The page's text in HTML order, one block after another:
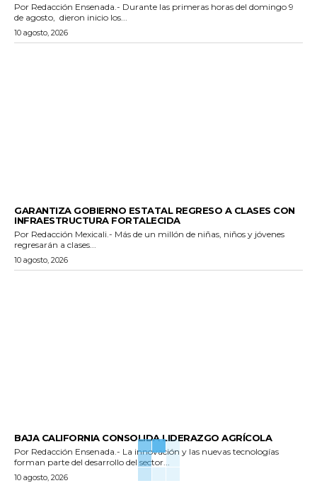
Por Redacción Ensenada.- Durante las primeras horas del domingo 9
de agosto, dieron inicio los...
10 agosto, 2026
GARANTIZA GOBIERNO ESTATAL REGRESO A CLASES CON
INFRAESTRUCTURA FORTALECIDA
Por Redacción Mexicali.- Más de un millón de niñas, niños y jóvenes
regresarán a clases...
10 agosto, 2026
BAJA CALIFORNIA CONSOLIDA LIDERAZGO AGRÍCOLA
Por Redacción Ensenada.- La innovación y las nuevas tecnologías
forman parte del desarrollo del sector...
10 agosto, 2026